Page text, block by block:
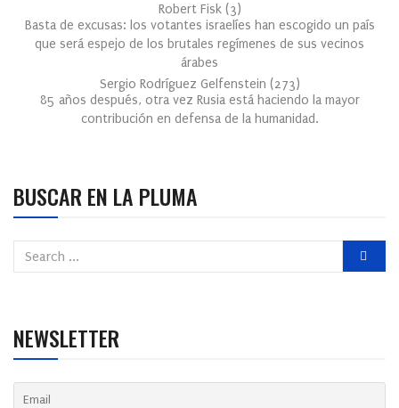
Robert Fisk (3)
Basta de excusas: los votantes israelíes han escogido un país
que será espejo de los brutales regímenes de sus vecinos
árabes
Sergio Rodríguez Gelfenstein (273)
85 años después, otra vez Rusia está haciendo la mayor
contribución en defensa de la humanidad.
BUSCAR EN LA PLUMA
NEWSLETTER